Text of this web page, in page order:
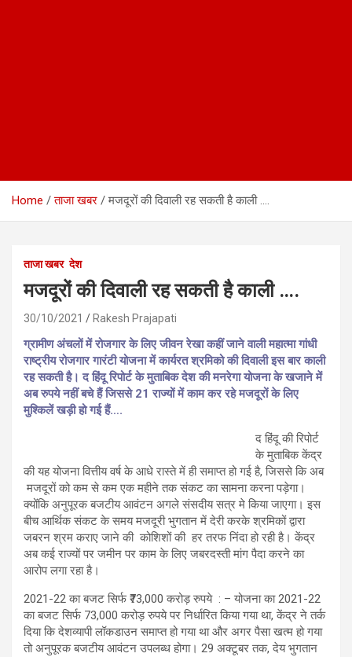
Home ताजा खबर मजदूरों की दिवाली रह सकती है काली ….
ताजा खबर देश
मजदूरों की दिवाली रह सकती है काली ….
30/10/2021 Rakesh Prajapati
ग्रामीण अंचलों में रोजगार के लिए जीवन रेखा कहीं जाने वाली महात्मा गांधी
राष्ट्रीय रोजगार गारंटी योजना में कार्यरत श्रमिको की दिवाली इस बार काली
रह सकती है। द हिंदू रिपोर्ट के मुताबिक देश की मनरेगा योजना के खजाने में
अब रुपये नहीं बचे हैं जिससे 21 राज्यों में काम कर रहे मजदूरों के लिए
मुश्किलें खड़ी हो गई हैं….
द हिंदू की रिपोर्ट
के मुताबिक केंद्र
की यह योजना वित्तीय वर्ष के आधे रास्ते में ही समाप्त हो गई है, जिससे कि अब
मजदूरों को कम से कम एक महीने तक संकट का सामना करना पड़ेगा।
क्योंकि अनुपूरक बजटीय आवंटन अगले संसदीय सत्र मे किया जाएगा। इस
बीच आर्थिक संकट के समय मजदूरी भुगतान में देरी करके श्रमिकों द्वारा
जबरन श्रम कराए जाने की कोशिशों की हर तरफ निंदा हो रही है। केंद्र
अब कई राज्यों पर जमीन पर काम के लिए जबरदस्ती मांग पैदा करने का
आरोप लगा रहा है।
2021-22 का बजट सिर्फ ₹73,000 करोड़ रुपये : – योजना का 2021-22
का बजट सिर्फ 73,000 करोड़ रुपये पर निर्धारित किया गया था, केंद्र ने तर्क
दिया कि देशव्यापी लॉकडाउन समाप्त हो गया था और अगर पैसा खत्म हो गया
तो अनुपूरक बजटीय आवंटन उपलब्ध होगा। 29 अक्टूबर तक, देय भुगतान